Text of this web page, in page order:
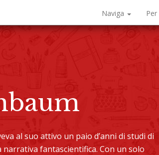
Naviga
al suo attivo un paio d’anni di studi di
fantascientifica. Con un solo